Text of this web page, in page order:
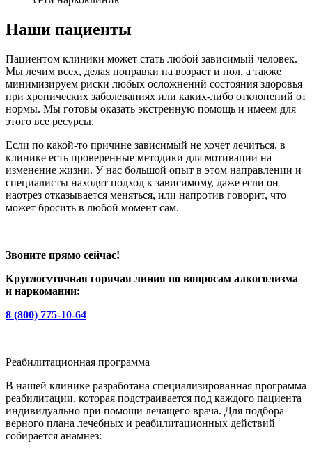
Наши пациенты
Пациентом клиники может стать любой зависимый человек.
Мы лечим всех, делая поправки на возраст и пол, а также
минимизируем риски любых осложнений состояния здоровья
при хронических заболеваниях или каких-либо отклонений от
нормы. Мы готовы оказать экстренную помощь и имеем для
этого все ресурсы.
Если по какой-то причине зависимый не хочет лечиться, в
клинике есть проверенные методики для мотивации на
изменение жизни. У нас большой опыт в этом направлении и
специалисты находят подход к зависимому, даже если он
наотрез отказывается меняться, или напротив говорит, что
может бросить в любой момент сам.
Звоните прямо сейчас!
Круглосуточная горячая линия по вопросам алкоголизма
и наркомании:
8 (800) 775-10-64
Реабилитационная программа
В нашей клинике разработана специализированная программа
реабилитации, которая подстраивается под каждого пациента
индивидуально при помощи лечащего врача. Для подбора
верного плана лечебных и реабилитационных действий
собирается анамнез: